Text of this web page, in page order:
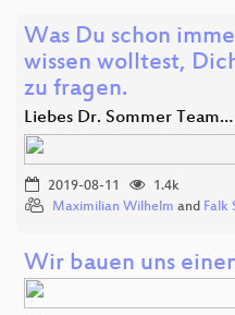
Was Du schon
wissen wolltest,
zu fragen.
Liebes Dr. Sommer Team…
2019-08-11
1.4k
Maximilian Wilhelm and Falk
Wir bauen uns